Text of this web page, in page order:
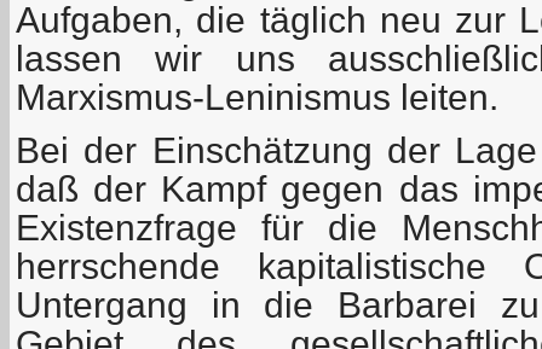
Aufgaben, die täglich neu zur
lassen wir uns
Marxismus-Leninismus leiten.
Bei der Einschätzung der
daß der Kampf gegen das
Existenzfrage für die
herrschende kapitalistische
Untergang in die Barbarei